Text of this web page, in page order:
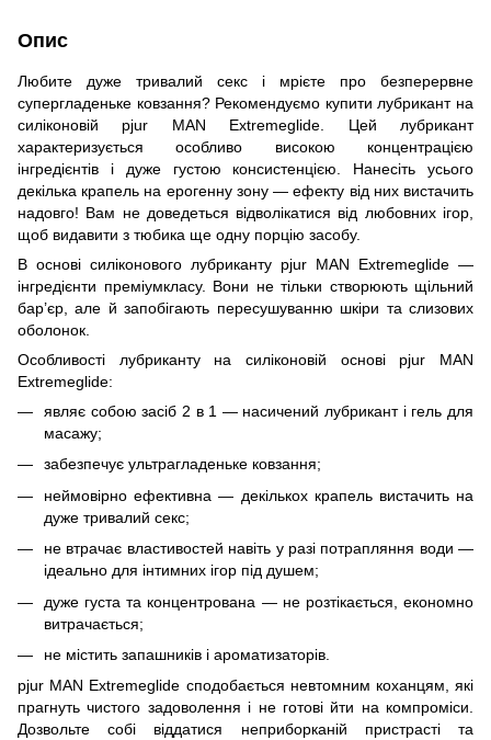
Опис
Любите дуже тривалий секс і мрієте про безперервне
супергладеньке ковзання? Рекомендуємо купити лубрикант на
силіконовій pjur MAN Extremeglide. Цей лубрикант
характеризується особливо високою концентрацією
інгредієнтів і дуже густою консистенцією. Нанесіть усього
декілька крапель на ерогенну зону — ефекту від них вистачить
надовго! Вам не доведеться відволікатися від любовних ігор,
щоб видавити з тюбика ще одну порцію засобу.
В основі силіконового лубриканту pjur MAN Extremeglide —
інгредієнти преміумкласу. Вони не тільки створюють щільний
бар’єр, але й запобігають пересушуванню шкіри та слизових
оболонок.
Особливості лубриканту на силіконовій основі pjur MAN
Extremeglide:
являє собою засіб 2 в 1 — насичений лубрикант і гель для
масажу;
забезпечує ультрагладеньке ковзання;
неймовірно ефективна — декількох крапель вистачить на
дуже тривалий секс;
не втрачає властивостей навіть у разі потрапляння води —
ідеально для інтимних ігор під душем;
дуже густа та концентрована — не розтікається, економно
витрачається;
не містить запашників і ароматизаторів.
pjur MAN Extremeglide сподобається невтомним коханцям, які
прагнуть чистого задоволення і не готові йти на компроміси.
Дозвольте собі віддатися неприборканій пристрасті та